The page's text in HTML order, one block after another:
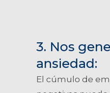
3. Nos
ansiedad:
El cúmulo de